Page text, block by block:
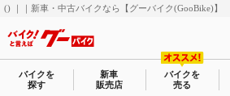
() ｜｜新車・中古バイクなら【グーバイク(GooBike)】
バイクを
探す
新車
販売店
バイクを
売る